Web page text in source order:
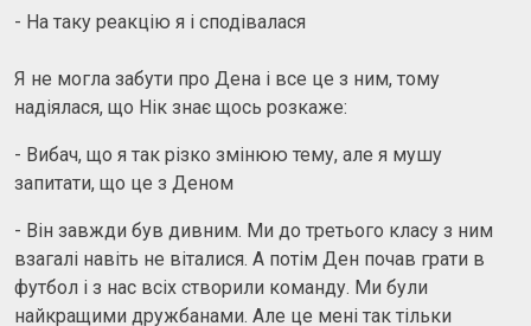
- На таку реакцію я і сподівалася
Я не могла забути про Дена і все це з ним, тому
надіялася, що Нік знає щось розкаже:
- Вибач, що я так різко змінюю тему, але я мушу
запитати, що це з Деном
- Він завжди був дивним. Ми до третього класу з ним
взагалі навіть не віталися. А потім Ден почав грати в
футбол і з нас всіх створили команду. Ми були
найкращими дружбанами. Але це мені так тільки